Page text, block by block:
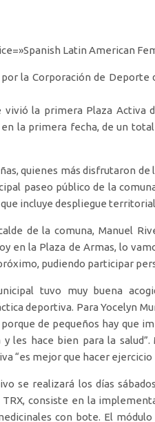
Latin American
la Corporación de
vivió la primera Plaza Activa
la primera fecha, de un
quienes más disfrutaron de
paseo público de la
incluye despliegue
de la comuna, Manuel
en la Plaza de Armas, lo
pudiendo participar
tuvo muy buena
deportiva. Para Yocelyn
de pequeños hay que
les hace bien para la
“es mejor que hacer ejercicio
se realizará los días
consiste en la
con bote. El